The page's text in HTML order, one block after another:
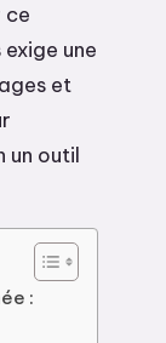
ce
une
et
un outil
: